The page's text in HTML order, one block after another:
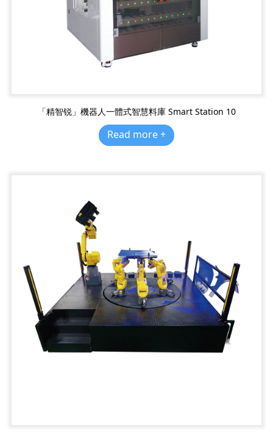
「精智锐」機器人一體式智慧料庫 Smart Station 10
Read more +